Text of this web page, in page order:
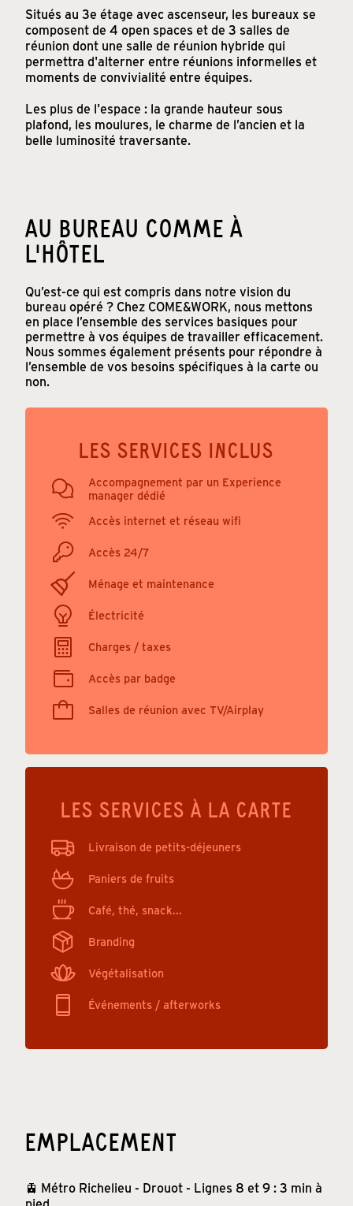
Situés au 3e étage avec ascenseur, les bureaux se
composent de 4 open spaces et de 3 salles de
réunion dont une salle de réunion hybride qui
permettra d'alterner entre réunions informelles et
moments de convivialité entre équipes.
Les plus de l'espace : la grande hauteur sous
plafond, les moulures, le charme de l’ancien et la
belle luminosité traversante.
AU BUREAU COMME À
L'HÔTEL
Qu’est-ce qui est compris dans notre vision du
bureau opéré ? Chez COME&WORK, nous mettons
en place l’ensemble des services basiques pour
permettre à vos équipes de travailler efficacement.
Nous sommes également présents pour répondre à
l’ensemble de vos besoins spécifiques à la carte ou
non.
LES SERVICES INCLUS
Accompagnement par un Experience
manager dédié
Accès internet et réseau wifi
Accès 24/7
Ménage et maintenance
Électricité
Charges / taxes
Accès par badge
Salles de réunion avec TV/Airplay
LES SERVICES À LA CARTE
Livraison de petits-déjeuners
Paniers de fruits
Café, thé, snack...
Branding
Végétalisation
Événements / afterworks
EMPLACEMENT
🚊 Métro Richelieu - Drouot - Lignes 8 et 9 : 3 min à